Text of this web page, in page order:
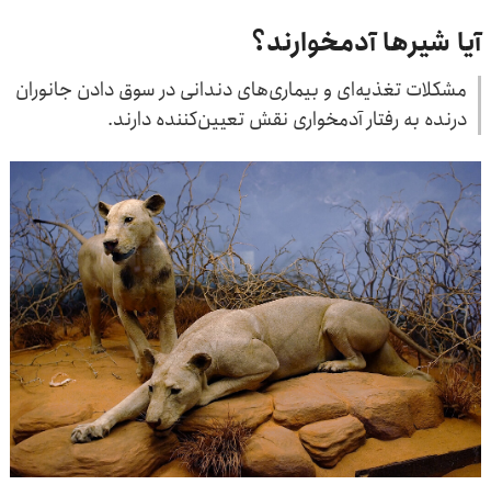
آیا شیرها آدمخوارند؟
مشکلات تغذیه‌ای و بیماری‌های دندانی در سوق دادن جانوران
درنده به رفتار آدمخواری نقش تعیین‌کننده دارند.